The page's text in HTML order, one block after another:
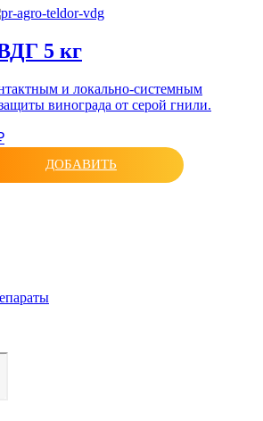
5 кг
и локально-системным
винограда от серой гнили.
ДОБАВИТЬ